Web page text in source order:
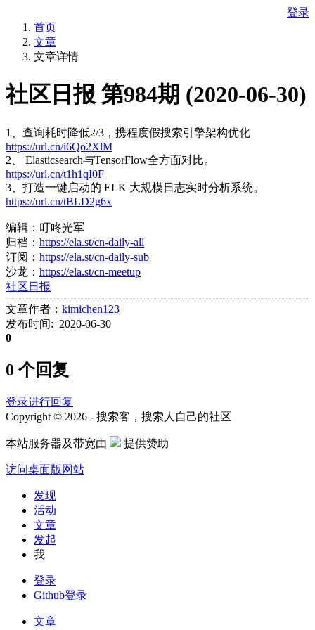
登录
首页
文章
文章详情
社区日报 第984期 (2020-06-30)
1、查询耗时降低2/3，携程度假搜索引擎架构优化
https://url.cn/i6Qo2XlM
2、 Elasticsearch与TensorFlow全方面对比。
https://url.cn/t1h1qI0F
3、打造一键启动的 ELK 大规模日志实时分析系统。
https://url.cn/tBLD2g6x
编辑：叮咚光军
归档： https://ela.st/cn-daily-all
订阅： https://ela.st/cn-daily-sub
沙龙： https://ela.st/cn-meetup
社区日报
文章作者： kimichen123
发布时间: 2020-06-30
0
0 个回复
登录进行回复
Copyright © 2026 - 搜索客，搜索人自己的社区
本站服务器及带宽由 提供赞助
访问桌面版网站
发现
活动
文章
发起
我
登录
Github登录
文章